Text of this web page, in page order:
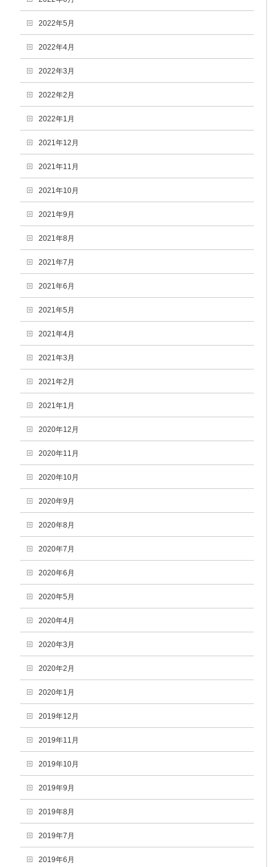
2022年5月
2022年4月
2022年3月
2022年2月
2022年1月
2021年12月
2021年11月
2021年10月
2021年9月
2021年8月
2021年7月
2021年6月
2021年5月
2021年4月
2021年3月
2021年2月
2021年1月
2020年12月
2020年11月
2020年10月
2020年9月
2020年8月
2020年7月
2020年6月
2020年5月
2020年4月
2020年3月
2020年2月
2020年1月
2019年12月
2019年11月
2019年10月
2019年9月
2019年8月
2019年7月
2019年6月